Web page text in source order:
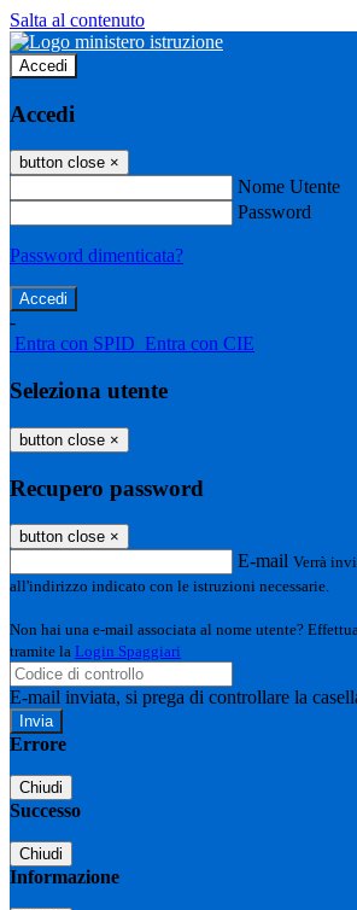
Salta al contenuto
Accedi
Accedi
button close ×
Nome Utente
Password
Password dimenticata?
-
Entra con SPID Entra con CIE
Seleziona utente
button close ×
Recupero password
button close ×
E-mail Verrà
all'indirizzo indicato con le istruzioni necessarie.
Non hai una e-mail associata al nome utente?
tramite la Login Spaggiari
E-mail inviata, si prega di controllare la
Errore
Chiudi
Successo
Chiudi
Informazione